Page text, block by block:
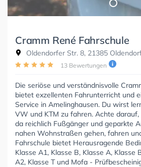
Cramm René Fahrschule
Oldendorfer Str. 8, 21385
13 Bewertungen
Die seriöse und verständnisvolle
bietet exzellenten Fahrunterricht und
Service in Amelinghausen. Du wirst
VW und KTM zu fahren. Achte
da reichlich Fußgänger und geparkte
nahen Wohnstraßen gehen, fahren
Fahrschule bietet Herausragende
Klasse A1, Klasse B, Klasse A, Klasse
A2, Klasse T und Mofa -